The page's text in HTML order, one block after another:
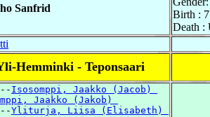
Sanfrid
Birth :
Death :
Hemminki - Teponsaari
Isosomppi, Jaakko (Jacob)
Jaakko (Jakob)
Yliturja, Liisa (Elisabeth)